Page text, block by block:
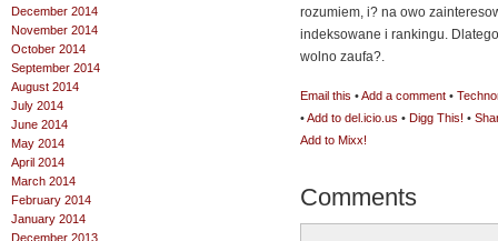
December 2014
November 2014
October 2014
September 2014
August 2014
July 2014
June 2014
May 2014
April 2014
March 2014
February 2014
January 2014
December 2013
rozumiem, i? na owo
indeksowane i rankingu.
wolno zaufa?.
Email this •Add a comment •
•Add to del.icio.us • Digg This! •
Add to Mixx!
Comments